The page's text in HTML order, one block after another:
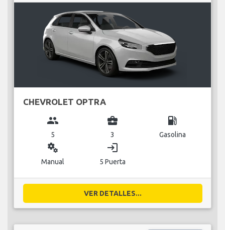
CHEVROLET OPTRA
group
5
business_center
3
local_gas_station
Gasolina
miscellaneous_services
Manual
login
5 Puerta
VER DETALLES...